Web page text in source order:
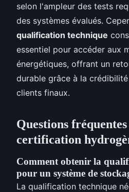
selon l'ampleur des tests
des systèmes évalués.
qualification technique
essentiel pour accéder aux
énergétiques, offrant un
durable grâce à la
clients finaux.
Questions
certification
Comment obtenir la
pour un système de
La qualification technique